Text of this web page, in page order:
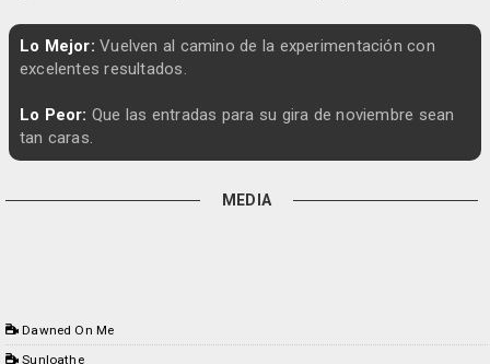
Lo Mejor: Vuelven al camino de la experimentación con
excelentes resultados.
Lo Peor: Que las entradas para su gira de noviembre sean
tan caras.
MEDIA
Dawned On Me
Sunloathe